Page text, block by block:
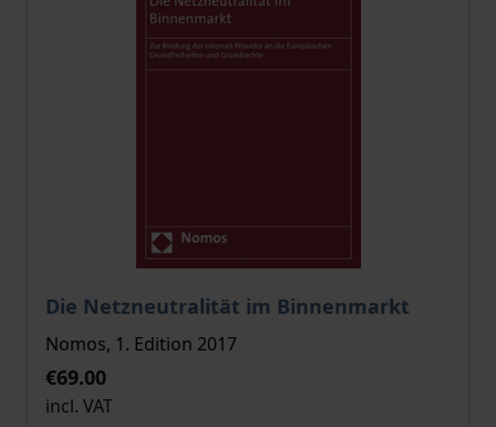
Die Netzneutralität im Binnenmarkt
The price depends on the options chosen on the
Nomos, 1. Edition 2017
€69.00
incl. VAT